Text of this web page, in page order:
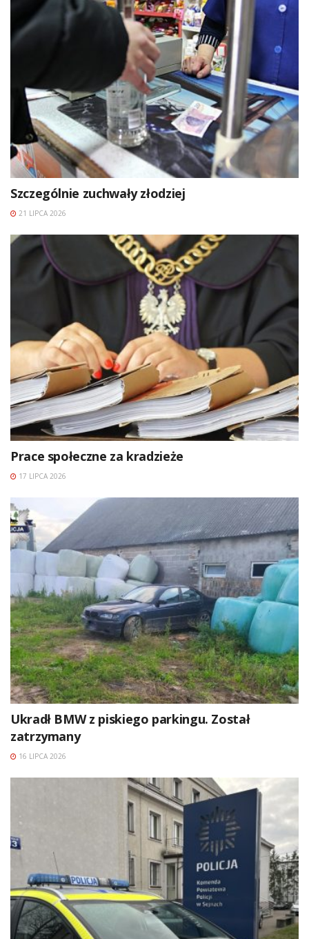
Szczególnie zuchwały złodziej
21 LIPCA 2026
Prace społeczne za kradzieże
17 LIPCA 2026
Ukradł BMW z piskiego parkingu. Został
zatrzymany
16 LIPCA 2026